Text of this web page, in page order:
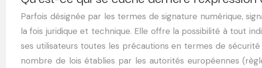
Parfois désignée par les termes de signature numérique,
la fois juridique et technique. Elle offre la possibilité à tout
ses utilisateurs toutes les précautions en termes de
nombre de lois établies par les autorités européennes